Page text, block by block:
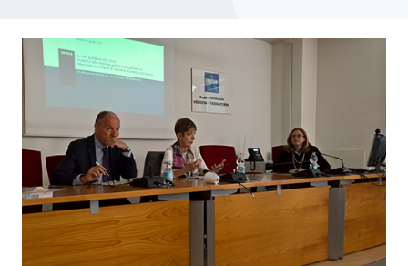
A Venezia la seconda tappa del road